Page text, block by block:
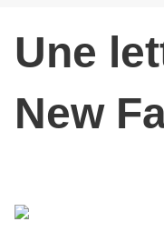
Une
New